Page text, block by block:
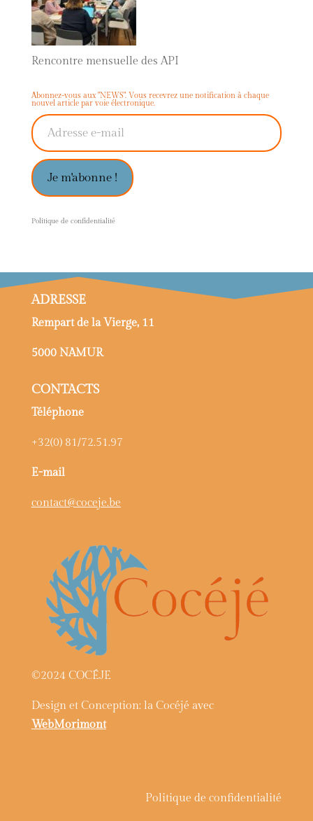
Rencontre mensuelle des API
Abonnez-vous aux "NEWS". Vous recevrez une notification à chaque
nouvel article par voie électronique.
Je m'abonne !
Politique de confidentialité
ADRESSE
Rempart de la Vierge, 11
5000 NAMUR
CONTACTS
Téléphone
+32(0) 81/72.51.97
E-mail
contact@coceje.be
©2024 COCÉJE
Design et Conception: la Cocéjé avec
WebMorimont
Politique de confidentialité